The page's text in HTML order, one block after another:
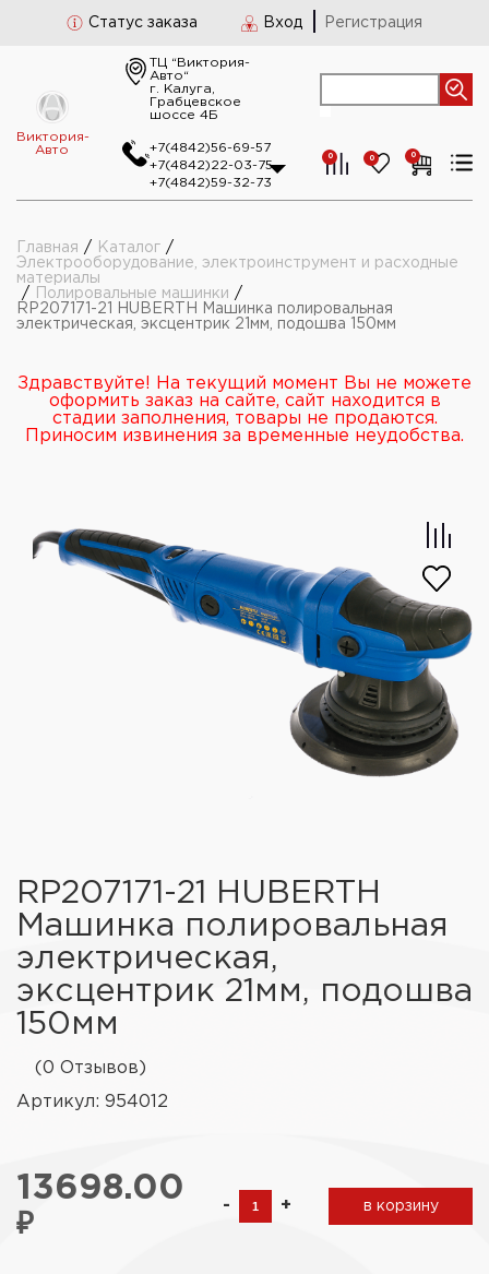
Статус заказа Вход Регистрация
Виктория-
Авто
ТЦ “Виктория-
Авто“
г. Калуга,
Грабцевское
шоссе 4Б
+7(4842)56-69-57
+7(4842)22-03-75
+7(4842)59-32-73
0 0 0
Главная / Каталог /
Электрооборудование, электроинструмент и расходные
материалы
/
Полировальные машинки /
RP207171-21 HUBERTH Машинка полировальная
электрическая, эксцентрик 21мм, подошва 150мм
Здравствуйте! На текущий момент Вы не можете
оформить заказ на сайте, сайт находится в
стадии заполнения, товары не продаются.
Приносим извинения за временные неудобства.
RP207171-21 HUBERTH
Машинка полировальная
электрическая,
эксцентрик 21мм, подошва
150мм
(0 Отзывов)
Артикул: 954012
13698.00
₽
- + в корзину